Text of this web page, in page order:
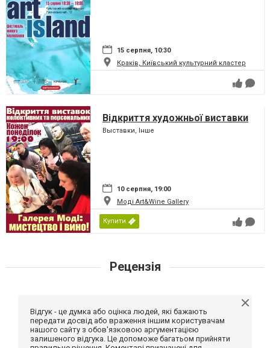
15 серпня, 10:30
Краків, Київський культурний кластер
Відкриття художньої виставки
Выставки, Інше
10 серпня, 19:00
Моді Art&Wine Gallery
Купити
Рецензія
Відгук - це думка або оцінка людей, які бажають
передати досвід або враження іншим користувачам
нашого сайту з обов'язковою аргументацією
залишеного відгука. Це допоможе багатьом прийняти